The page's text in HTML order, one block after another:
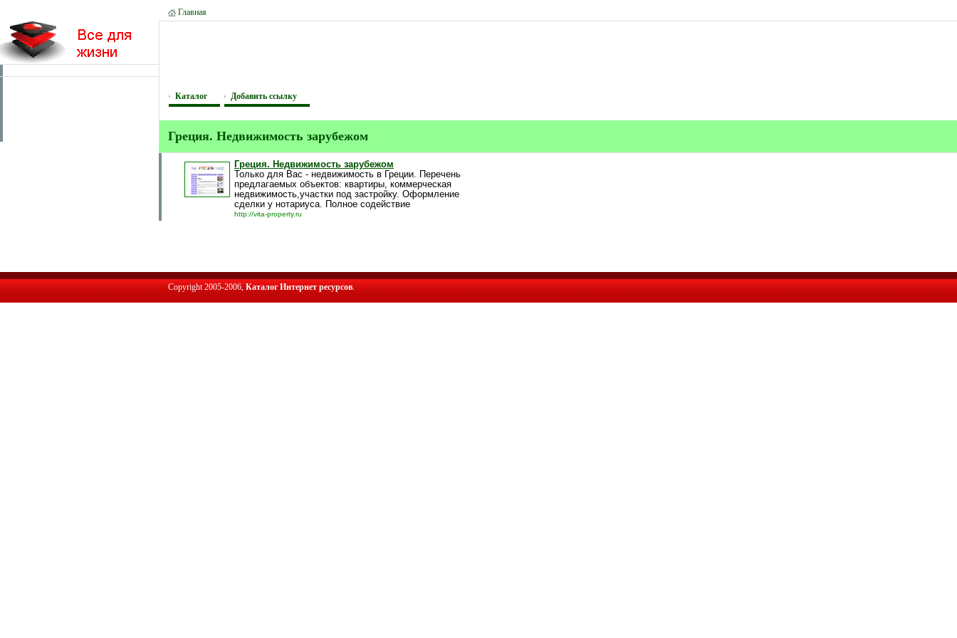
Главная
Каталог Добавить ссылку
Греция. Недвижимость зарубежом
Греция. Недвижимость зарубежом
Только для Вас - недвижимость в Греции. Перечень
предлагаемых объектов: квартиры, коммерческая
недвижимость,участки под застройку. Оформление
сделки у нотариуса. Полное содействие
http://vita-property.ru
Copyright 2005-2006, Каталог Интернет ресурсов.